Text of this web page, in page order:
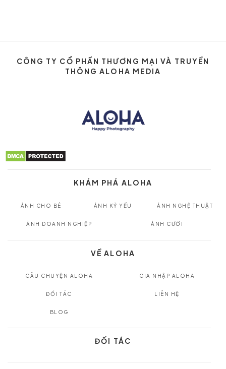
CÔNG TY CỔ PHẦN THƯƠNG MẠI VÀ TRUYỀN
THÔNG ALOHA MEDIA
KHÁM PHÁ ALOHA
ẢNH CHO BÉ ẢNH KỶ YẾU ẢNH NGHỆ THUẬT
ẢNH DOANH NGHIỆP ẢNH CƯỚI
VỀ ALOHA
CÂU CHUYỆN ALOHA GIA NHẬP ALOHA
ĐỐI TÁC LIÊN HỆ
BLOG
ĐỐI TÁC